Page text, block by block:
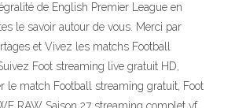
de English Premier League en
le savoir autour de vous. Merci par
et Vivez les matchs Football
Foot streaming live gratuit HD,
le match Football streaming gratuit, Foot